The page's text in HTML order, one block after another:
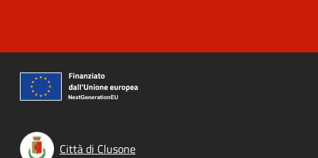
Città di Clusone